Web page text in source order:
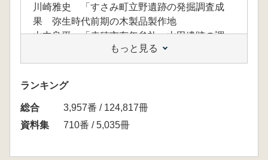
川崎雅史 「すさみ町立野遺跡の発掘調査成
果 弥生時代前期の木製品製作地
山中良平 「赤穂市有年牟礼・山田遺跡の調
査 最西端の大規模方形周溝墓
備前知世 「八幡市美濃山廃寺下層遺跡の調
査 後期の丘陵上の集落-J
もっと見る
ランキング
総合
3,957番 / 124,817冊
資料集
710番 / 5,035冊